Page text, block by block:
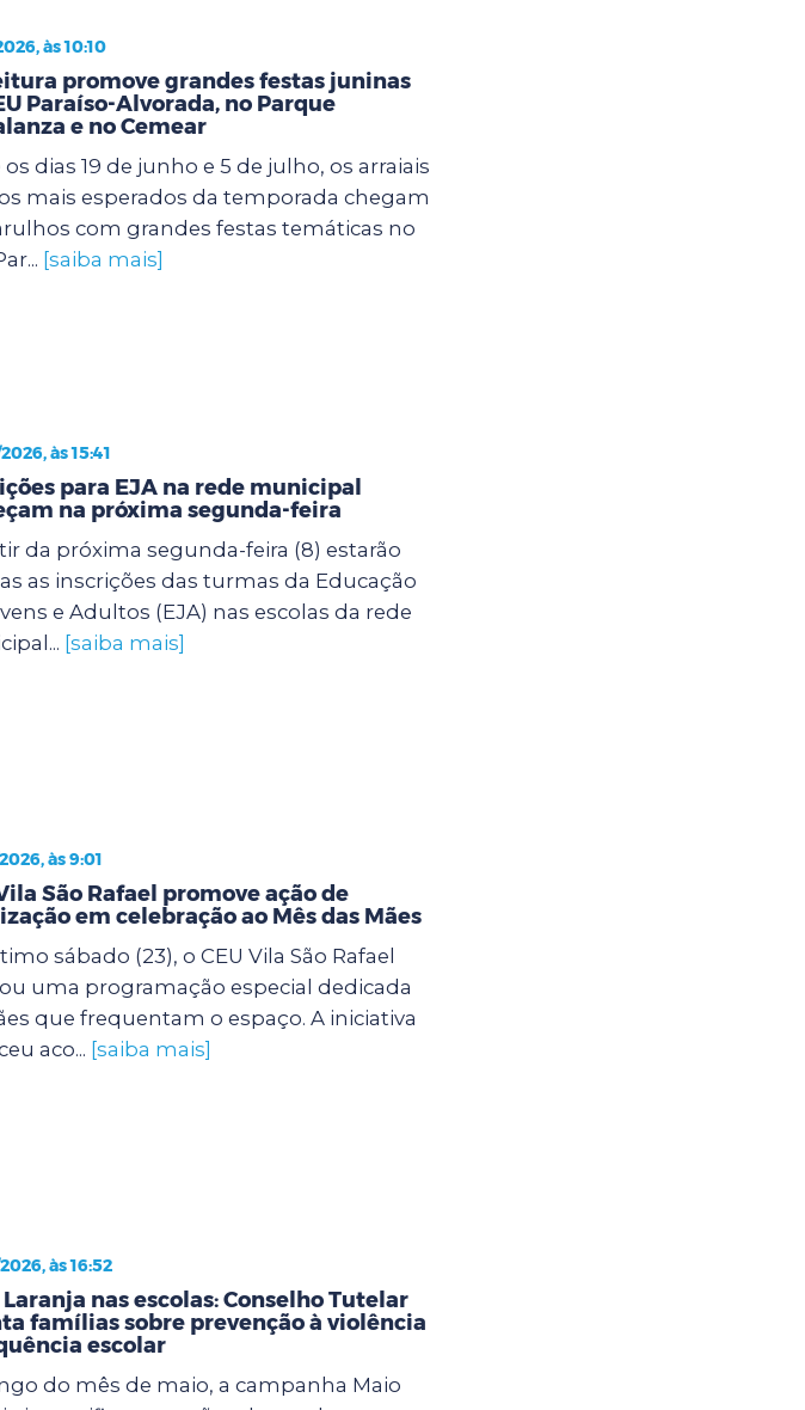
às 10:10
promove grandes festas juninas
Paraíso-Alvorada, no Parque
e no Cemear
dias 19 de junho e 5 de julho, os arraiais
mais esperados da temporada chegam
com grandes festas temáticas no
[saiba mais]
às 15:41
para EJA na rede municipal
na próxima segunda-feira
da próxima segunda-feira (8) estarão
as inscrições das turmas da Educação
e Adultos (EJA) nas escolas da rede
[saiba mais]
às 9:01
São Rafael promove ação de
em celebração ao Mês das Mães
sábado (23), o CEU Vila São Rafael
uma programação especial dedicada
que frequentam o espaço. A iniciativa
aco... [saiba mais]
às 16:52
nas escolas: Conselho Tutelar
famílias sobre prevenção à violência
escolar
do mês de maio, a campanha Maio